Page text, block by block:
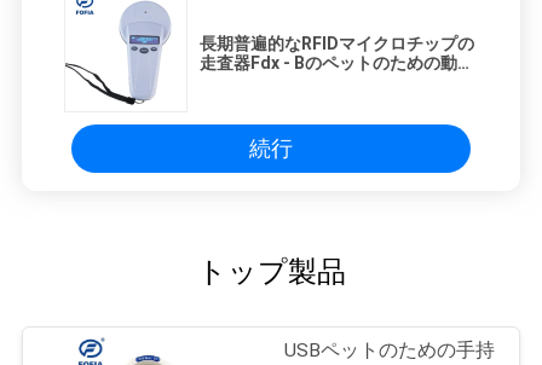
長期普遍的なRFIDマイクロチップの
走査器Fdx - Bのペットのための動物
続行
トップ製品
USBペットのための手持